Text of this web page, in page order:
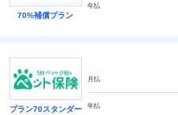
70%補償プラン
年払
プラン70スタンダー
月払
年払